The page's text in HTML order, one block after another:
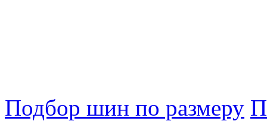
Подбор шин по размеру